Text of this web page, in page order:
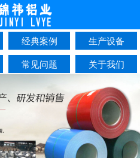
经典案例
生产设备
常见问题
关于我们